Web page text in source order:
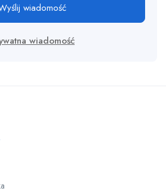
wiadomość
wiadomość